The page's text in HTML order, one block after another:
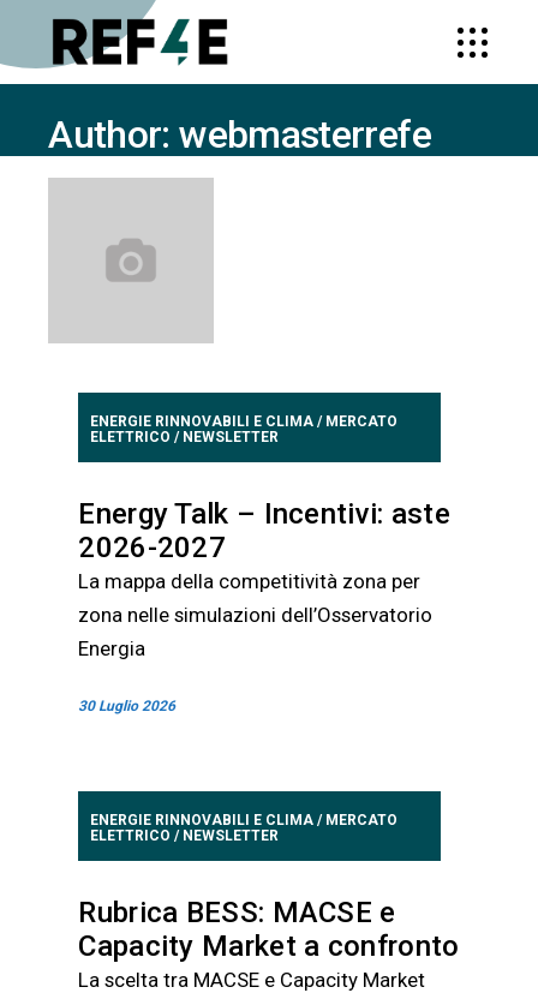
Author: webmasterrefe
ENERGIE RINNOVABILI E CLIMA / MERCATO
ELETTRICO / NEWSLETTER
Energy Talk – Incentivi: aste
2026-2027
La mappa della competitività zona per
zona nelle simulazioni dell’Osservatorio
Energia
30 Luglio 2026
ENERGIE RINNOVABILI E CLIMA / MERCATO
ELETTRICO / NEWSLETTER
Rubrica BESS: MACSE e
Capacity Market a confronto
La scelta tra MACSE e Capacity Market